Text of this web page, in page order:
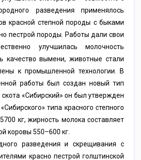
разведения применялось
красной степной породы с быками
пестрой породы. Работы дали свои
улучшилась молочность
качество вымени, животные стали
к промышленной технологии. В
работы был создан новый тип
скота «Сибирский» он был утвержден
типа красного степного
кг, жирность молока составляет
коровы 550–600 кг.
разведения и скрещивания с
красно пестрой голштинской